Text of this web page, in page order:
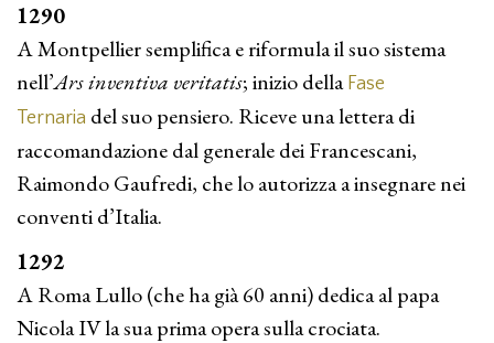
1290
A Montpellier semplifica e riformula il suo sistema
nell’Ars inventiva veritatis; inizio della Fase
Ternaria del suo pensiero. Riceve una lettera di
raccomandazione dal generale dei Francescani,
Raimondo Gaufredi, che lo autorizza a insegnare nei
conventi d’Italia.
1292
A Roma Lullo (che ha già 60 anni) dedica al papa
Nicola IV la sua prima opera sulla crociata.